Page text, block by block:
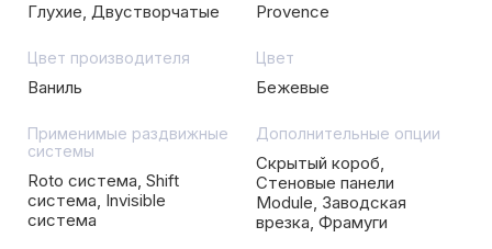
Глухие, Двустворчатые Provence
Цвет производителя
Ваниль
Цвет
Бежевые
Применимые раздвижные
системы
Roto система, Shift
система, Invisible
система
Дополнительные опции
Скрытый короб,
Стеновые панели
Module, Заводская
врезка, Фрамуги